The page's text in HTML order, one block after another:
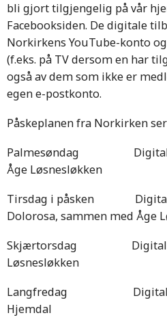
bli gjort tilgjengelig på vår
Facebooksiden. De digitale
Norkirkens YouTube-konto
(f.eks. på TV dersom en har
også av dem som ikke er
egen e-postkonto.
Påskeplanen fra Norkirken
Palmesøndag Digital
Åge Løsnesløkken
Tirsdag i påsken Digital
Dolorosa, sammen med Åge
Skjærtorsdag Digital
Løsnesløkken
Langfredag Digital
Hjemdal